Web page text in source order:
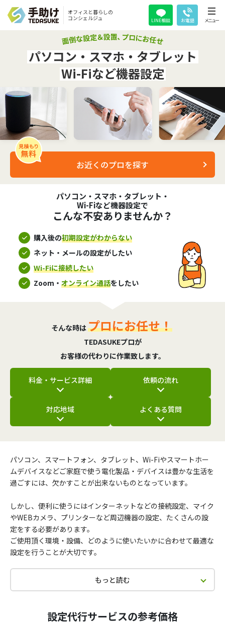
オフィスと暮らしの
コンシェルジュ
LINE相談 お電話 メニュー
パソコン・スマホ・タブレット
Wi-Fiなど機器設定
お近くのプロを探す
パソコン・スマホ・タブレット・
Wi-Fiなど機器設定で
こんな不安ありませんか？
購入後の初期設定がわからない
ネット・メールの設定がしたい
Wi-Fiに接続したい
Zoom・ オンライン通話をしたい
そんな時はプロにお任せ！
TEDASUKEプロが
お客様の代わりに作業致します。
料金・サービス詳細 依頼の流れ
対応地域 よくある質問
パソコン、スマートフォン、タブレット、Wi-Fiやスマートホー
ムデバイスなどご家庭で使う電化製品・デバイスは豊かな生活を
過ごすには、欠かすことが出来ないものとなっています。
しかし、便利に使うにはインターネットなどの接続設定、マイク
やWEBカメラ、プリンターなど周辺機器の設定、たくさんの設
定をする必要があります。
ご使用頂く環境・設備、どのように使いたいかに合わせて最適な
設定を行うことが大切です。
もっと読む
設定代行サービスの参考価格